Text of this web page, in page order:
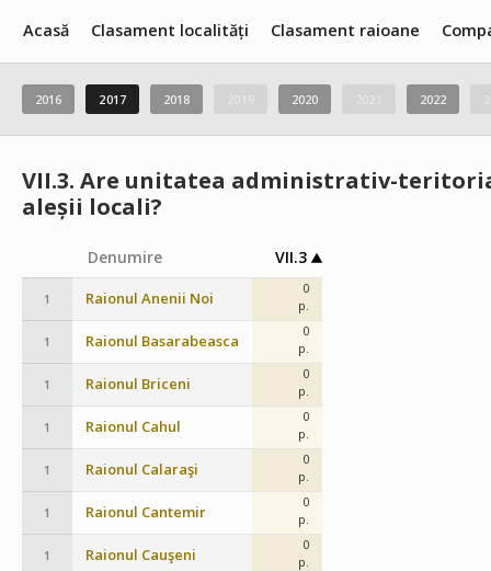
Acasă Clasament localități Clasament raioane
2016 2017 2018 2020 2022
VII.3. Are unitatea administrativ-
aleșii locali?
Denumire VII.3
1 Raionul Anenii Noi
0
p.
1 Raionul Basarabeasca
0
p.
1 Raionul Briceni
0
p.
1 Raionul Cahul
0
p.
1 Raionul Calaraşi
0
p.
1 Raionul Cantemir
0
p.
1 Raionul Cauşeni
0
p.